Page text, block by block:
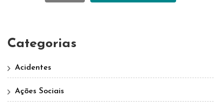
Categorias
Acidentes
Ações Sociais